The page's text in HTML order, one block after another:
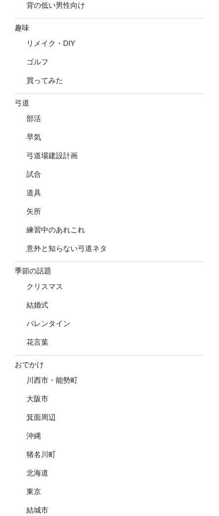
背の低い男性向け
趣味
リメイク・DIY
ゴルフ
買ってみた
弓道
部活
早気
弓道場建設計画
試合
道具
矢所
練習中のあれこれ
意外と知らない弓道ネタ
季節の話題
クリスマス
結婚式
バレンタイン
花言葉
おでかけ
川西市・能勢町
大阪市
箕面周辺
沖縄
猪名川町
北海道
東京
結城市